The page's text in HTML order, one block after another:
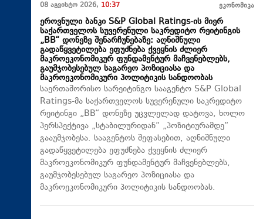
08 აგვისტო 2026, 10:37 ეკონომიკა
ეროვნული ბანკი S&P Global Ratings-ის მიერ
საქართველოს სუვერენული საკრედიტო რეიტინგის
„BB“ დონეზე შენარჩუნებაზე: აღნიშნული
გადაწყვეტილება ეფუძნება ქვეყნის ძლიერ
მაკროეკონომიკურ ფუნდამენტურ მაჩვენებლებს,
გაუმჯობესებულ საგარეო პოზიციასა და
მაკროეკონომიკური პოლიტიკის სანდოობას
საერთაშორისო სარეიტინგო სააგენტო S&P Global
Ratings-მა საქართველოს სუვერენული საკრედიტო
რეიტინგი „BB“ დონეზე უცვლელად დატოვა, ხოლო
პერსპექტივა „სტაბილურიდან“ „პოზიტიურამდე“
გააუმჯობესა. სააგენტოს შეფასებით, აღნიშნული
გადაწყვეტილება ეფუძნება ქვეყნის ძლიერ
მაკროეკონომიკურ ფუნდამენტურ მაჩვენებლებს,
გაუმჯობესებულ საგარეო პოზიციასა და
მაკროეკონომიკური პოლიტიკის სანდოობას.